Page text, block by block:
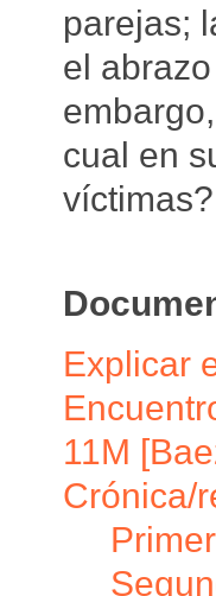
parejas;
el
cual en
Explicar
11M
Crónica/